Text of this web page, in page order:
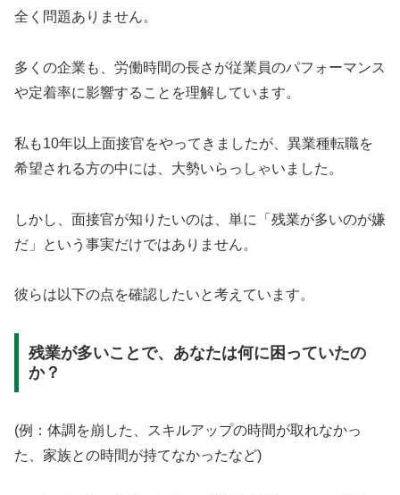
全く問題ありません。
多くの企業も、労働時間の長さが従業員のパフォーマンス
や定着率に影響することを理解しています。
私も10年以上面接官をやってきましたが、異業種転職を
希望される方の中には、大勢いらっしゃいました。
しかし、面接官が知りたいのは、単に「残業が多いのが嫌
だ」という事実だけではありません。
彼らは以下の点を確認したいと考えています。
残業が多いことで、あなたは何に困っていたの
か？
(例：体調を崩した、スキルアップの時間が取れなかっ
た、家族との時間が持てなかったなど)